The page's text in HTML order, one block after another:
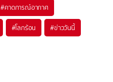
#คาดการณ์อากาศ
#โลกร้อน #ข่าววันนี้